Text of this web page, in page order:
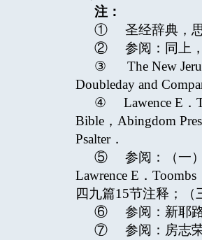
注：
① 圣经辞典，思
② 参阅：同上，
③ The New
Doubleday and
④ Lawence E．
Bible，Abingdom
Psalter．
⑤ 参阅：（一）
Lawrence E．Toombs
四九篇15节注释；
⑥ 参阅：新耶路
⑦ 参阅：房志荣